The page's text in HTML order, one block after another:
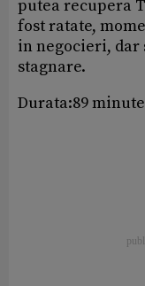
putea recupera
fost ratate,
in negocieri, dar
stagnare.
Durata:89 minute